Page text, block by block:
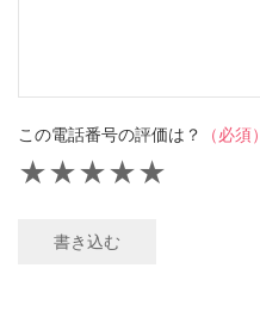
この電話番号の評価は？ （必須）
★
★
★
★
★
書き込む